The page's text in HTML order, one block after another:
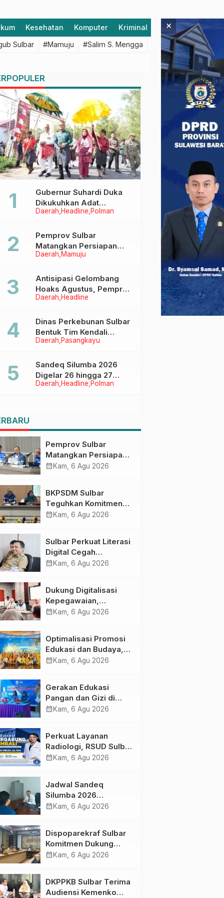
Kesehatan Komputer Kriminal Lifestyle
Sulbar #Mamuju #Salim S. Mengga #featured #Polda
Daerah Headline Polman
Gubernur Suhardi Duka
Dikukuhkan Adat
Balanipa, Raih Gelar Sulo
Daerah Mamuju
Pemprov Sulbar
Matangkan Persiapan
HUT Ke-81 RI, Puncak
Ahmad Kirang
Daerah Headline
Antisipasi Gelombang
Hoaks Agustus, Pemprov
Sulbar Ajak Warga Jaga
Daerah Pasangkayu
Dinas Perkebunan Sulbar
Bentuk Tim Kendali
Internal ICS untuk Dukung
di Pasangkayu
Daerah Headline Polman
Sandeq Silumba 2026
Digelar 26 hingga 27
September, Rangkaian
Pemprov Sulbar
Matangkan Persiapan
HUT Ke-81 RI, Puncak
calendar_month Kam, 6 Agu 2026
BKPSDM Sulbar
Teguhkan Komitmen
Pengembangan
Penandatanganan
Perjanjian Tugas
Belajar 2026
calendar_month Kam, 6 Agu 2026
Sulbar Perkuat Literasi
Digital Cegah
Kejahatan Love
calendar_month Kam, 6 Agu 2026
Dukung Digitalisasi
Kepegawaian,
DPMPTSP Sulbar Siap
calendar_month Kam, 6 Agu 2026
Optimalisasi Promosi
Edukasi dan Budaya,
Anjungan Provinsi
Bersama Sky World
TMII
calendar_month Kam, 6 Agu 2026
Gerakan Edukasi
Pangan dan Gizi di
Mamasa: Tingkatkan
dalam Pemenuhan Gizi
calendar_month Kam, 6 Agu 2026
Perkuat Layanan
Radiologi, RSUD Sulbar
Sambut Kembali dr. Iis
calendar_month Kam, 6 Agu 2026
Jadwal Sandeq
Silumba 2026
Disesuaikan,
Tetap Dimatangkan
calendar_month Kam, 6 Agu 2026
Dispoparekraf Sulbar
Komitmen Dukung
Penyusunan RAD
calendar_month Kam, 6 Agu 2026
DKPPKB Sulbar Terima
Audiensi Kemenko
×